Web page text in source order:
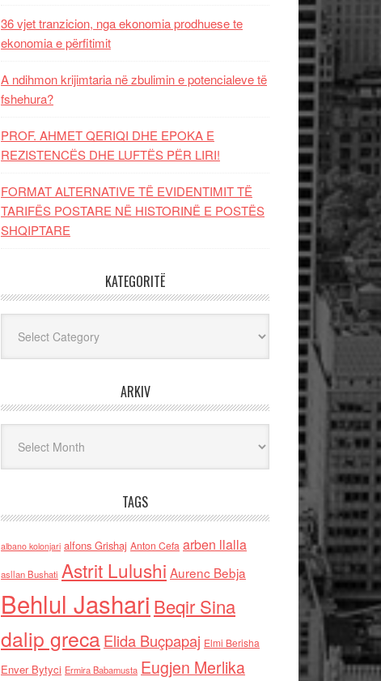
36 vjet tranzicion, nga ekonomia prodhuese te
ekonomia e përfitimit
A ndihmon krijimtaria në zbulimin e potencialeve të
fshehura?
PROF. AHMET QERIQI DHE EPOKA E
REZISTENCЁS DHE LUFTЁS PЁR LIRI!
FORMAT ALTERNATIVE TË EVIDENTIMIT TË
TARIFËS POSTARE NË HISTORINË E POSTËS
SHQIPTARE
KATEGORITË
ARKIV
TAGS
albano kolonjari alfons Grishaj Anton Cefa arben llalla
asllan Bushati Astrit Lulushi Aurenc Bebja
Behlul Jashari Beqir Sina
dalip grecaElida Buçpapaj Elmi Berisha
Enver Bytyci Ermira Babamusta Eugjen Merlika